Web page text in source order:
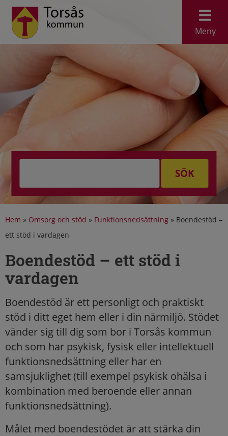
Meny
SÖK
Hem » Omsorg och stöd » Funktionsnedsättning » Boendestöd –
ett stöd i vardagen
Boendestöd – ett stöd i
vardagen
Boendestöd är ett personligt och praktiskt
stöd i ditt eget hem eller i din närmiljö. Stödet
vänder sig till dig som bor i Torsås kommun
och som har psykisk, fysisk eller intellektuell
funktionsnedsättning eller har en
samsjuklighet (till exempel psykisk ohälsa i
kombination med beroende eller annan
funktionsnedsättning).
Målet med boendestödet är att stärka din